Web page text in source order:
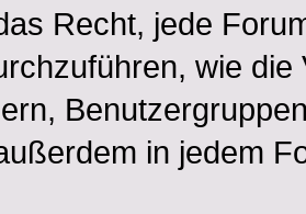
Recht, jede
wie
in jedem